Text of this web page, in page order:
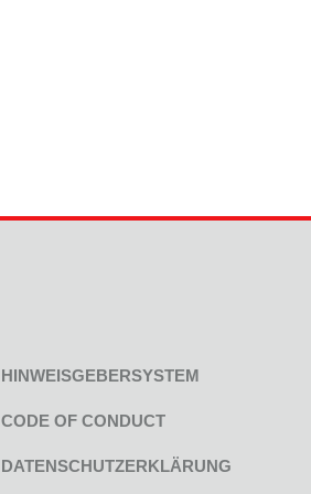
HINWEISGEBERSYSTEM
CODE OF CONDUCT
DATENSCHUTZERKLÄRUNG